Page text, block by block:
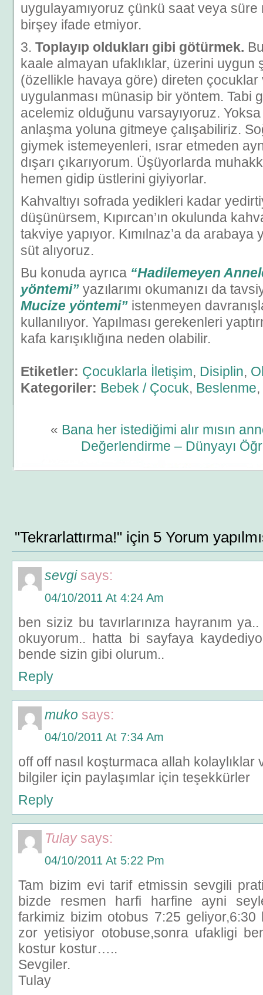
uygulayamıyoruz çünkü saat veya süre
birşey ifade etmiyor.
3. Toplayıp oldukları gibi götürmek.
kaale almayan ufaklıklar, üzerini uygun
(özellikle havaya göre) direten çocuklar
uygulanması münasip bir yöntem. Tabi
acelemiz olduğunu varsayıyoruz.
anlaşma yoluna gitmeye çalışabiliriz.
giymek istemeyenleri, ısrar etmeden
dışarı çıkarıyorum. Üşüyorlarda
hemen gidip üstlerini giyiyorlar.
Kahvaltıyı sofrada yedikleri kadar
düşünürsem, Kıpırcan’ın okulunda
takviye yapıyor. Kımılnaz’a da arabaya
süt alıyoruz.
Bu konuda ayrıca “Hadilemeyen
yöntemi” yazılarımı okumanızı da
Mucize yöntemi” istenmeyen
kullanılıyor. Yapılması gerekenleri
kafa karışıklığına neden olabilir.
Etiketler: Çocuklarla İletişim, Disiplin,
Kategoriler: Bebek / Çocuk, Beslenme,
« Bana her istediğimi alır mısın
Değerlendirme – Dünyayı
"Tekrarlattırma!" için 5 Yorum
sevgi says:
04/10/2011 At 4:24 Am
ben siziz bu tavırlarınıza hayranım ya..
okuyorum.. hatta bi sayfaya
bende sizin gibi olurum..
Reply
muko says:
04/10/2011 At 7:34 Am
off off nasıl koşturmaca allah kolaylıklar
bilgiler için paylaşımlar için teşekkürler
Reply
Tulay says:
04/10/2011 At 5:22 Pm
Tam bizim evi tarif etmissin sevgili
bizde resmen harfi harfine ayni
farkimiz bizim otobus 7:25 geliyor,6:30
zor yetisiyor otobuse,sonra ufakligi
kostur kostur…..
Sevgiler.
Tulay